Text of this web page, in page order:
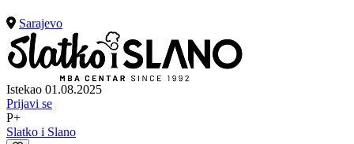
Sarajevo
Istekao 01.08.2025
Prijavi se
P+
Slatko i Slano